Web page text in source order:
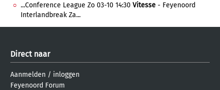
...Conference League Zo 03-10 14:30 Vitesse - Feyenoord
Interlandbreak Za...
Direct naar
Aanmelden / inloggen
Feyenoord Forum